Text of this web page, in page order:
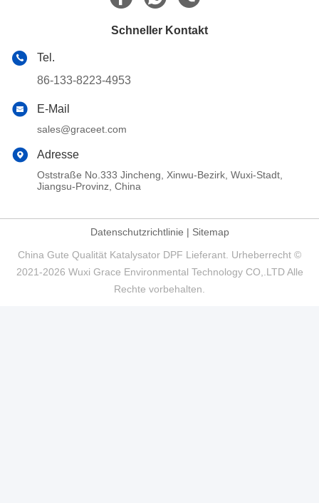
Schneller Kontakt
Tel.
86-133-8223-4953
E-Mail
sales@graceet.com
Adresse
Oststraße No.333 Jincheng, Xinwu-Bezirk, Wuxi-Stadt,
Jiangsu-Provinz, China
Datenschutzrichtlinie | Sitemap
China Gute Qualität Katalysator DPF Lieferant. Urheberrecht ©
2021-2026 Wuxi Grace Environmental Technology CO,.LTD Alle
Rechte vorbehalten.